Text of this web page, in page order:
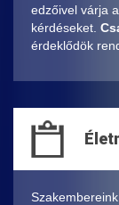
edzőivel várja
kérdéseket.
érdeklődök